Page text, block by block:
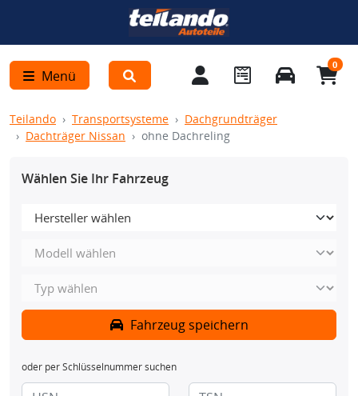
Menü
0
Teilando Transportsysteme
Dachgrundträger
Dachträger Nissan
ohne Dachreling
Wählen Sie Ihr Fahrzeug
Fahrzeug speichern
oder per Schlüsselnummer suchen